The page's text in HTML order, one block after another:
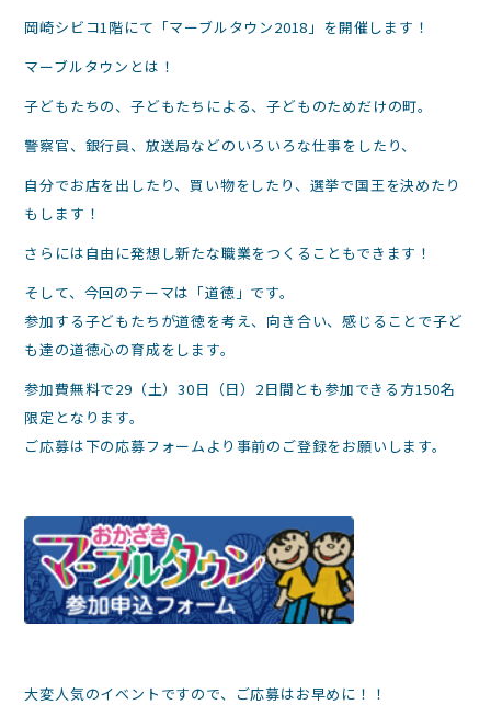
岡崎シビコ1階にて「マーブルタウン2018」を開催します！
マーブルタウンとは！
子どもたちの、子どもたちによる、子どものためだけの町。
警察官、銀行員、放送局などのいろいろな仕事をしたり、
自分でお店を出したり、買い物をしたり、選挙で国王を決めたり
もします！
さらには自由に発想し新たな職業をつくることもできます！
そして、今回のテーマは「道徳」です。
参加する子どもたちが道徳を考え、向き合い、感じることで子ど
も達の道徳心の育成をします。
参加費無料で29（土）30日（日）2日間とも参加できる方150名
限定となります。
ご応募は下の応募フォームより事前のご登録をお願いします。
大変人気のイベントですので、ご応募はお早めに！！